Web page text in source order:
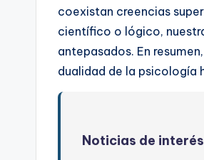
coexistan creencias
científico o lógico,
antepasados. En
dualidad de la psicología
Noticias de